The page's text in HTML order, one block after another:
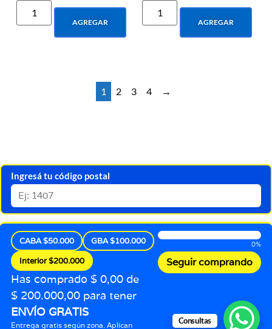
AGREGAR AGREGAR
1 2 3 4 →
Consultas
Ingresá tu código postal
CABA $50.000
GBA $100.000
Interior $200.000
Has comprado $ 0,00 de
$ 200.000,00 para tener
ENVÍO GRATIS
Entrega gratis según zona. Aplican
0%
Seguir comprando